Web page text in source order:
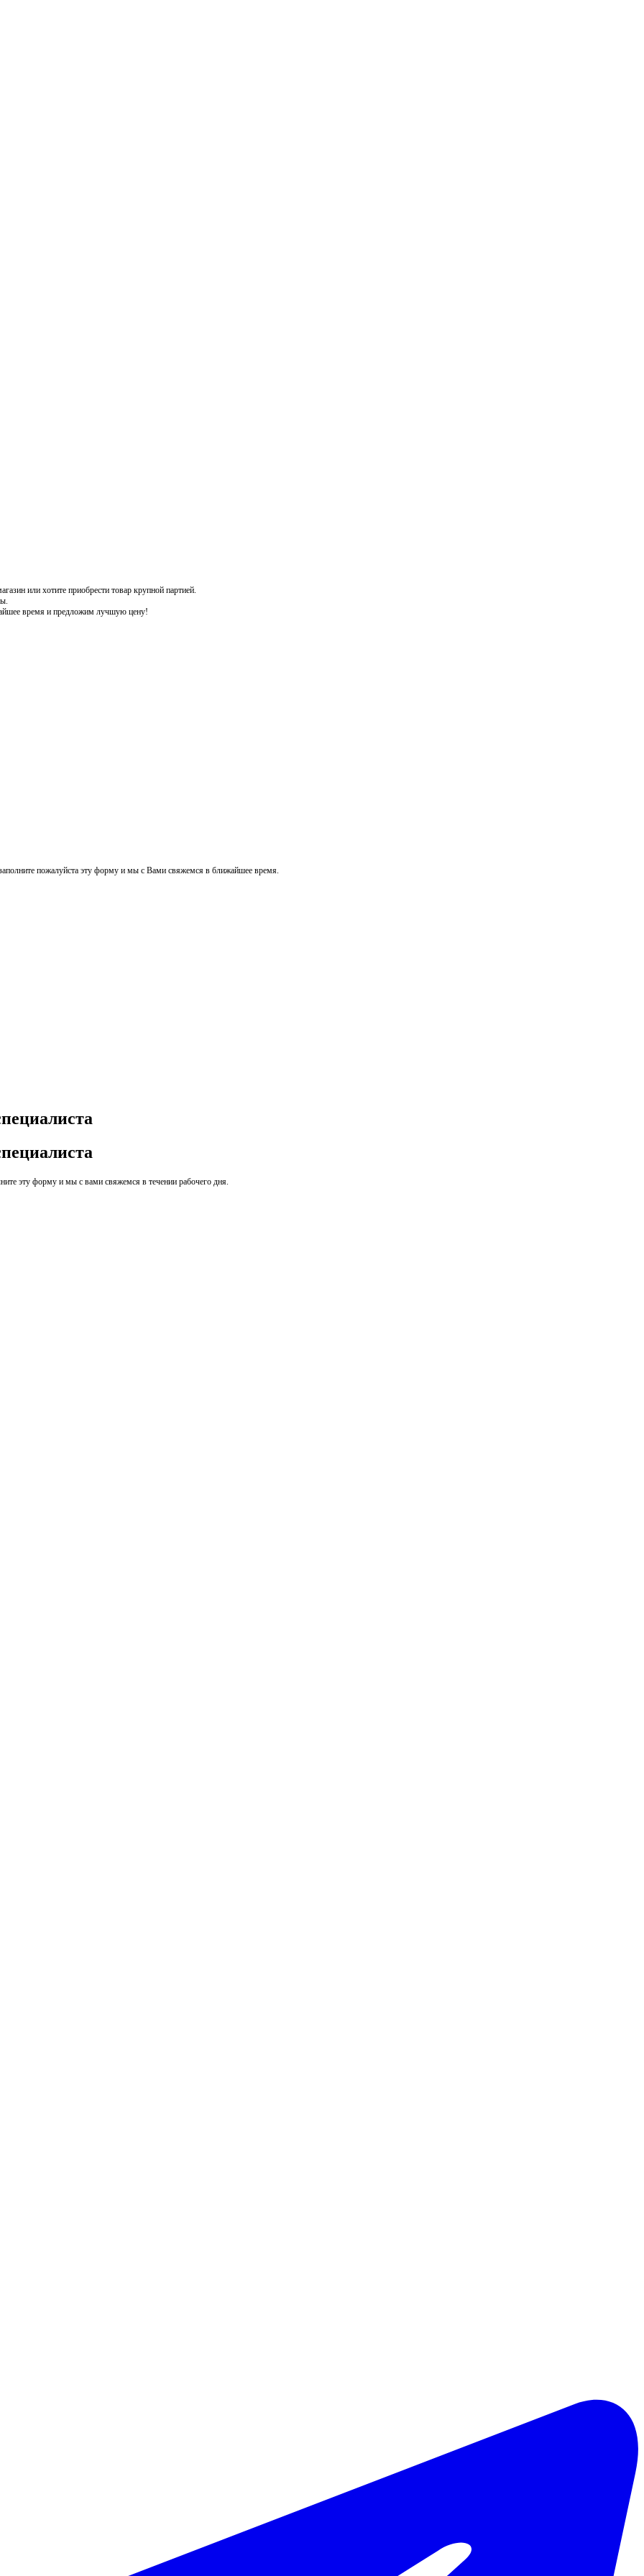
или хотите приобрести товар крупной партией.
время и предложим лучшую цену!
пожалуйста эту форму и мы с Вами свяжемся в ближайшее время.
эту форму и мы с вами свяжемся в течении рабочего дня.